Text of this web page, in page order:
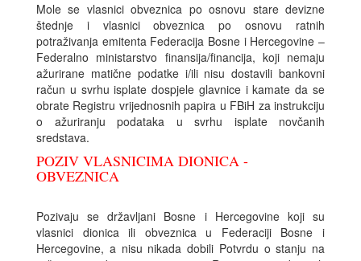
Mole se vlasnici obveznica po osnovu stare devizne
štednje i vlasnici obveznica po osnovu ratnih
potraživanja emitenta Federacija Bosne i Hercegovine –
Federalno ministarstvo finansija/financija, koji nemaju
ažurirane matične podatke i/ili nisu dostavili bankovni
račun u svrhu isplate dospjele glavnice i kamate da se
obrate Registru vrijednosnih papira u FBiH za instrukciju
o ažuriranju podataka u svrhu isplate novčanih
sredstava.
POZIV VLASNICIMA DIONICA -
OBVEZNICA
Pozivaju se državljani Bosne i Hercegovine koji su
vlasnici dionica ili obveznica u Federaciji Bosne i
Hercegovine, a nisu nikada dobili Potvrdu o stanju na